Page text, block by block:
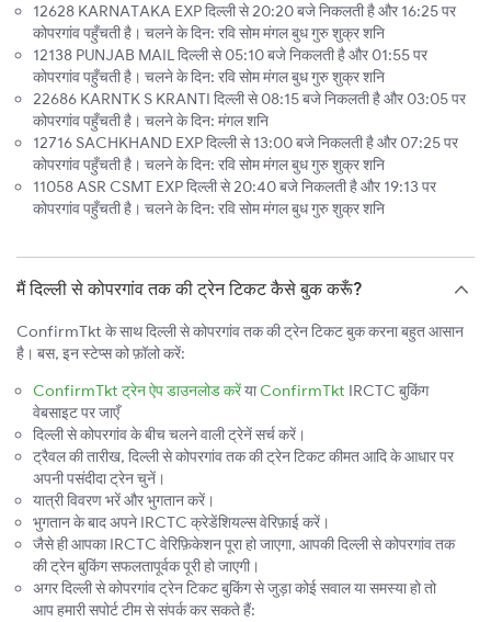
12628 KARNATAKA EXP दिल्ली से 20:20 बजे निकलती है और 16:25 पर
कोपरगांव पहुँचती है। चलने के दिन: रवि सोम मंगल बुध गुरु शुक्र शनि
12138 PUNJAB MAIL दिल्ली से 05:10 बजे निकलती है और 01:55 पर
कोपरगांव पहुँचती है। चलने के दिन: रवि सोम मंगल बुध गुरु शुक्र शनि
22686 KARNTK S KRANTI दिल्ली से 08:15 बजे निकलती है और 03:05 पर
कोपरगांव पहुँचती है। चलने के दिन: मंगल शनि
12716 SACHKHAND EXP दिल्ली से 13:00 बजे निकलती है और 07:25 पर
कोपरगांव पहुँचती है। चलने के दिन: रवि सोम मंगल बुध गुरु शुक्र शनि
11058 ASR CSMT EXP दिल्ली से 20:40 बजे निकलती है और 19:13 पर
कोपरगांव पहुँचती है। चलने के दिन: रवि सोम मंगल बुध गुरु शुक्र शनि
मैं दिल्ली से कोपरगांव तक की ट्रेन टिकट कैसे बुक करूँ?
ConfirmTkt के साथ दिल्ली से कोपरगांव तक की ट्रेन टिकट बुक करना बहुत आसान
है। बस, इन स्टेप्स को फ़ॉलो करें:
ConfirmTkt ट्रेन ऐप डाउनलोड करेंयाConfirmTkt IRCTC बुकिंग
वेबसाइट पर जाएँ
दिल्ली से कोपरगांव के बीच चलने वाली ट्रेनें सर्च करें।
ट्रैवल की तारीख, दिल्ली से कोपरगांव तक की ट्रेन टिकट कीमत आदि के आधार पर
अपनी पसंदीदा ट्रेन चुनें।
यात्री विवरण भरें और भुगतान करें।
भुगतान के बाद अपने IRCTC क्रेडेंशियल्स वेरिफ़ाई करें।
जैसे ही आपका IRCTC वेरिफ़िकेशन पूरा हो जाएगा, आपकी दिल्ली से कोपरगांव तक
की ट्रेन बुकिंग सफलतापूर्वक पूरी हो जाएगी।
अगर दिल्ली से कोपरगांव ट्रेन टिकट बुकिंग से जुड़ा कोई सवाल या समस्या हो तो
आप हमारी सपोर्ट टीम से संपर्क कर सकते हैं: